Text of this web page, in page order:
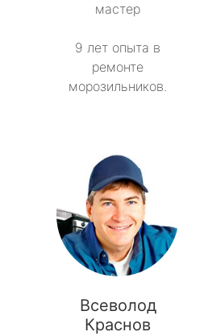
мастер
9 лет опыта в
ремонте
морозильников.
Всеволод
Краснов